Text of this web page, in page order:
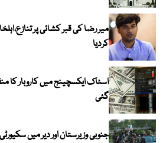
میر رضا کی قبر کشائی پر
کردیا
اسٹاک ایکسچینج میں کاروبار کا
گئی
جنوبی وزیرستان اور دیر میں